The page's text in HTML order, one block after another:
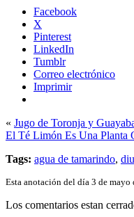
Facebook
X
Pinterest
LinkedIn
Tumblr
Correo electrónico
Imprimir
« Jugo de Toronja y
El Té Limón Es Una Planta
Tags: agua de tamarindo,
Esta anotación del día 3 de mayo
Los comentarios estan